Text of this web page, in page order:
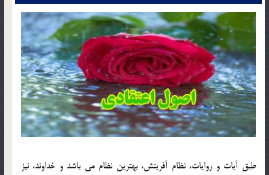
طبق آيات و روايات، نظام آفرينش، بهترين نظام مي باشد و خداوند، نيز